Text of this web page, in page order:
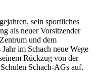
sein sportliches
als neuer Vorsitzender
und dem
im Schach neue Wege
Rückzug von der
Schach-AGs auf.